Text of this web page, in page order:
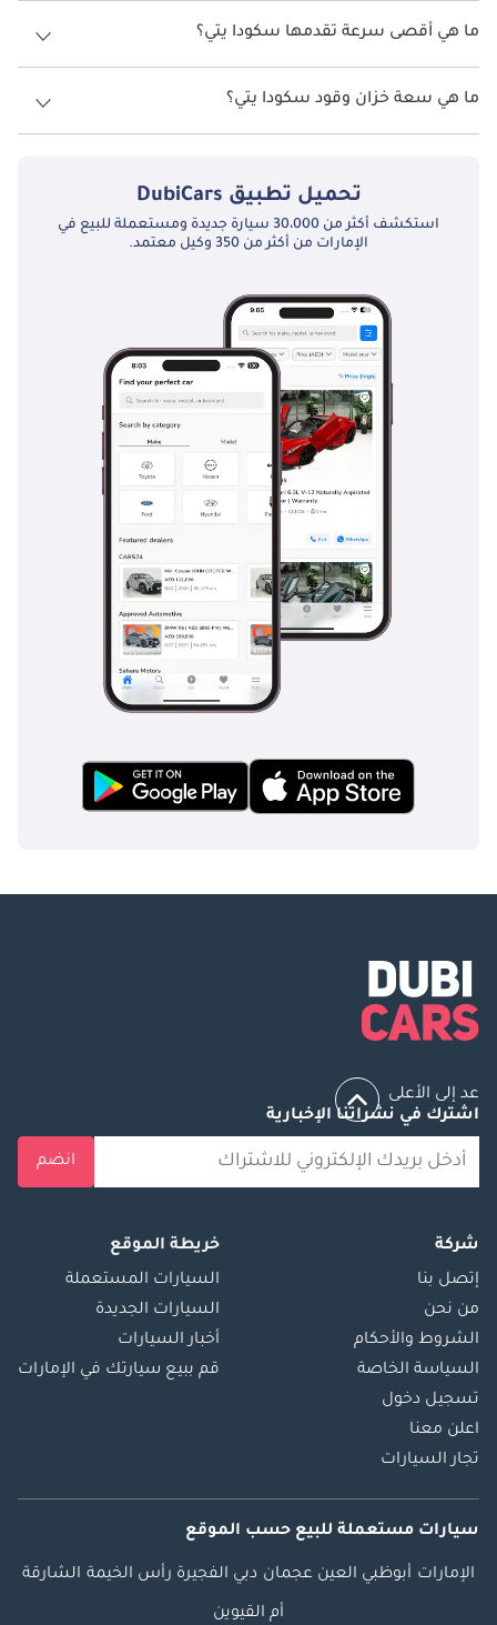
نسخ سكودا يتي هي .
ما هي أقصى سرعة تقدمها سكودا يتي؟
السرعة القصوى سكودا يتي هي TBD.
ما هي سعة خزان وقود سكودا يتي؟
تبلغ سعة خزان الوقود في سكودا يتي TBD.
تحميل تطبيق DubiCars
استكشف أكثر من 30،000 سيارة جديدة ومستعملة للبيع في
الإمارات من أكثر من 350 وكيل معتمد.
عد إلى الأعلى
اشترك في نشراتنا الإخبارية
انضم
شركة
إتصل بنا
من نحن
الشروط والأحكام
السياسة الخاصة
تسجيل دخول
اعلن معنا
تجار السيارات
خريطة الموقع
السيارات المستعملة
السيارات الجديدة
أخبار السيارات
قم ببيع سيارتك في الإمارات
سيارات مستعملة للبيع حسب الموقع
الإمارات أبوظبي العين عجمان دبي الفجيرة رأس الخيمة الشارقة
أم القيوين